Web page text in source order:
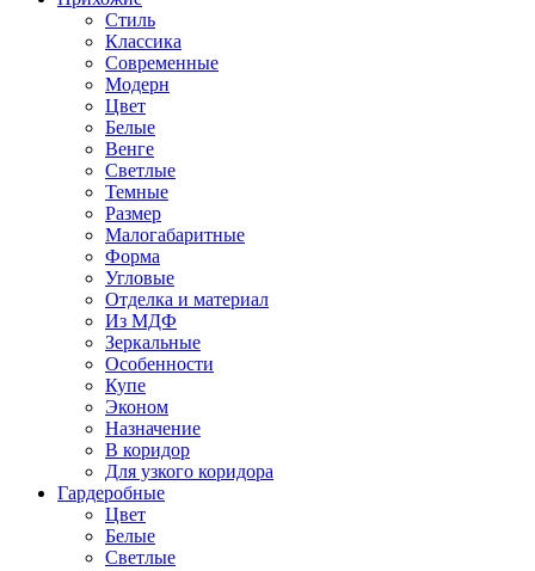
Стиль
Классика
Современные
Модерн
Цвет
Белые
Венге
Светлые
Темные
Размер
Малогабаритные
Форма
Угловые
Отделка и материал
Из МДФ
Зеркальные
Особенности
Купе
Эконом
Назначение
В коридор
Для узкого коридора
Гардеробные
Цвет
Белые
Светлые